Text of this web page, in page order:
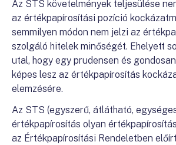
Az STS követelmények teljesülése
az értékpapírosítási pozíció
semmilyen módon nem jelzi az
szolgáló hitelek minőségét. Ehelyett
utal, hogy egy prudensen és
képes lesz az értékpapírosítás
elemzésére.
Az STS (egyszerű, átlátható,
értékpapírosítás olyan
az Értékpapírosítási Rendeletben előírt